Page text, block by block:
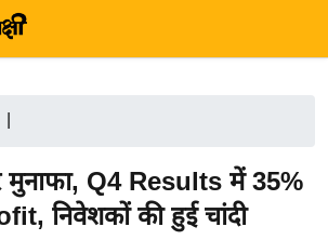
Q4 Results में 35%
निवेशकों की हुई चांदी